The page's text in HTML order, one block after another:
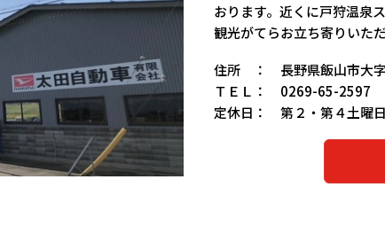
おります。近くに戸狩温泉
観光がてらお立ち寄りいた
住所 ： 長野県飯山市大
ＴＥＬ： 0269-65-2597
定休日： 第２・第４土曜